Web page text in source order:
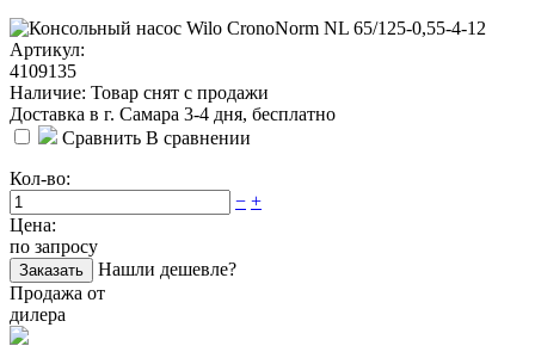
Артикул:
4109135
Наличие: Товар снят с продажи
Доставка в г. Самара 3-4 дня, бесплатно
Сравнить В сравнении
Кол-во:
− +
Цена:
по запросу
Заказать
Нашли дешевле?
Продажа от
дилера